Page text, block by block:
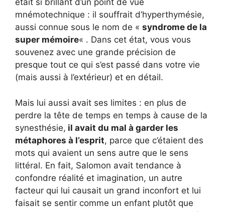
était si brillant d’un point de vue
mnémotechnique : il souffrait d’hyperthymésie,
aussi connue sous le nom de « syndrome de la
super mémoire« . Dans cet état, vous vous
souvenez avec une grande précision de
presque tout ce qui s’est passé dans votre vie
(mais aussi à l’extérieur) et en détail.
Mais lui aussi avait ses limites : en plus de
perdre la tête de temps en temps à cause de la
synesthésie, il avait du mal à garder les
métaphores à l’esprit, parce que c’étaient des
mots qui avaient un sens autre que le sens
littéral. En fait, Salomon avait tendance à
confondre réalité et imagination, un autre
facteur qui lui causait un grand inconfort et lui
faisait se sentir comme un enfant plutôt que